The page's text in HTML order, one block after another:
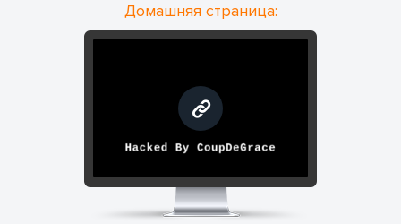
Домашняя страница: